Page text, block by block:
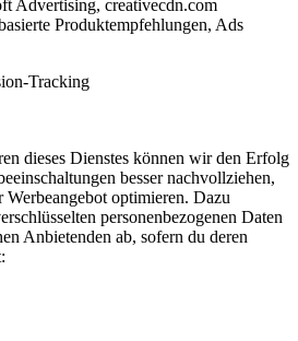
Advertising, creativecdn.com
Produktempfehlungen, Ads
Tracking
dieses Dienstes können wir den Erfolg
besser nachvollziehen,
Werbeangebot optimieren. Dazu
personenbezogenen Daten
Anbietenden ab, sofern du deren